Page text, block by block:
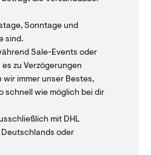
Sonntage und
sind.
Sale-Events oder
zu Verzögerungen
wir immer unser Bestes,
schnell wie möglich bei dir
mit DHL
oder